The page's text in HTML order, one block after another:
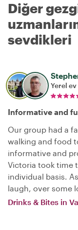
Diğer
sevdikleri
Yerel
Informative and
Our group had a
walking and food
informative and
Victoria took time
individual basis.
laugh, over some
Drinks & Bites in